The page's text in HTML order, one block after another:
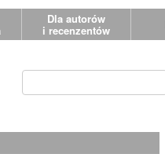
Dla autorów
i recenzentów